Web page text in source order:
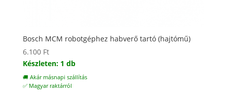
Bosch MCM robotgéphez habverő tartó (hajtómű)
6.100 Ft
Készleten: 1 db
🚚 Akár másnapi szállítás
✅ Magyar raktárról